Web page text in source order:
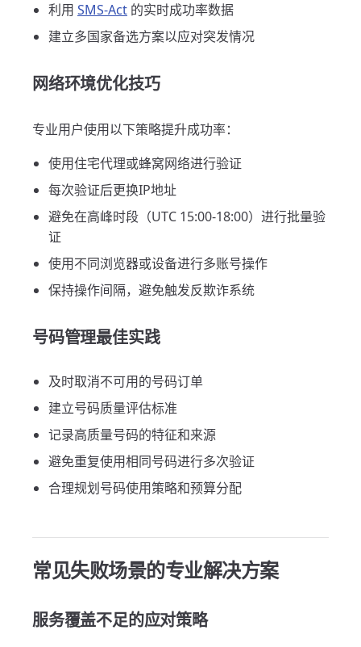
利用 SMS-Act 的实时成功率数据
建立多国家备选方案以应对突发情况
网络环境优化技巧
专业用户使用以下策略提升成功率：
使用住宅代理或蜂窝网络进行验证
每次验证后更换IP地址
避免在高峰时段（UTC 15:00-18:00）进行批量验
证
使用不同浏览器或设备进行多账号操作
保持操作间隔，避免触发反欺诈系统
号码管理最佳实践
及时取消不可用的号码订单
建立号码质量评估标准
记录高质量号码的特征和来源
避免重复使用相同号码进行多次验证
合理规划号码使用策略和预算分配
常见失败场景的专业解决方案
服务覆盖不足的应对策略